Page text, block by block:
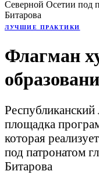
ЛУЧШИЕ ПРАКТИКИ
Флагман
площадка
которая
под патронатом
Битарова